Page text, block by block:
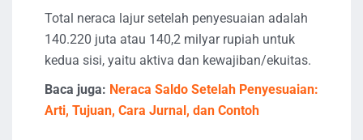
Total neraca lajur setelah penyesuaian adalah
140.220 juta atau 140,2 milyar rupiah untuk
kedua sisi, yaitu aktiva dan kewajiban/ekuitas.
Baca juga: Neraca Saldo Setelah Penyesuaian:
Arti, Tujuan, Cara Jurnal, dan Contoh